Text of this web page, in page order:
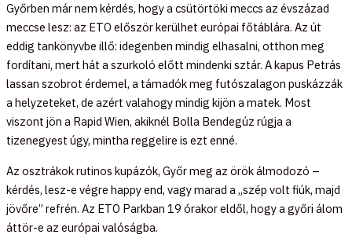
Győrben már nem kérdés, hogy a csütörtöki meccs az évszázad
meccse lesz: az ETO először kerülhet európai főtáblára. Az út
eddig tankönyvbe illő: idegenben mindig elhasalni, otthon meg
fordítani, mert hát a szurkoló előtt mindenki sztár. A kapus Petrás
lassan szobrot érdemel, a támadók meg futószalagon puskázzák
a helyzeteket, de azért valahogy mindig kijön a matek. Most
viszont jön a Rapid Wien, akiknél Bolla Bendegúz rúgja a
tizenegyest úgy, mintha reggelire is ezt enné.
Az osztrákok rutinos kupázók, Győr meg az örök álmodozó –
kérdés, lesz-e végre happy end, vagy marad a „szép volt fiúk, majd
jövőre” refrén. Az ETO Parkban 19 órakor eldől, hogy a győri álom
áttör-e az európai valóságba.